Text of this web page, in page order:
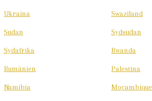
Ukraina Swaziland
Sudan Sydsudan
Sydafrika Rwanda
Rumänien Palestina
Namibia Moçambique